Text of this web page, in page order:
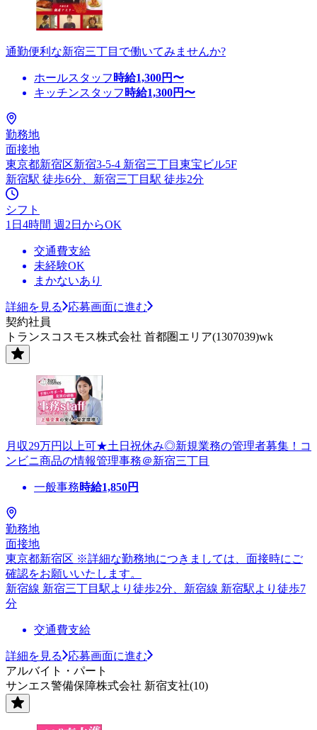
通勤便利な新宿三丁目で働いてみませんか?
ホールスタッフ 時給1,300円〜
キッチンスタッフ 時給1,300円〜
勤務地
面接地
東京都新宿区新宿3-5-4 新宿三丁目東宝ビル5F
新宿駅 徒歩6分、新宿三丁目駅 徒歩2分
シフト
1日4時間 週2日からOK
交通費支給
未経験OK
まかないあり
詳細を見る
応募画面に進む
契約社員
トランスコスモス株式会社 首都圏エリア(1307039)wk
月収29万円以上可★土日祝休み◎新規業務の管理者募集！コ
ンビニ商品の情報管理事務＠新宿三丁目
一般事務時給1,850円
勤務地
面接地
東京都新宿区 ※詳細な勤務地につきましては、面接時にご
確認をお願いいたします。
新宿線 新宿三丁目駅より徒歩2分、新宿線 新宿駅より徒歩7
分
交通費支給
詳細を見る
応募画面に進む
アルバイト・パート
サンエス警備保障株式会社 新宿支社(10)